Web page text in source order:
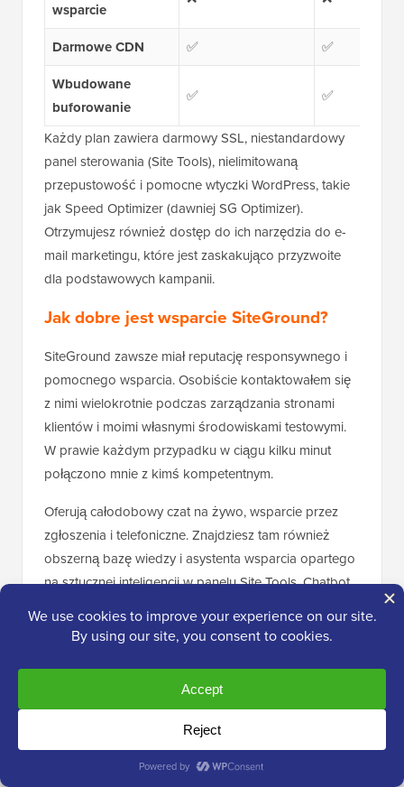
wsparcie
Darmowe CDN ✅
✅
Wbudowane
buforowanie
✅ ✅
Każdy plan zawiera darmowy SSL, niestandardowy
panel sterowania (Site Tools), nielimitowaną
przepustowość i pomocne wtyczki WordPress, takie
jak Speed Optimizer (dawniej SG Optimizer).
Otrzymujesz również dostęp do ich narzędzia do e-
mail marketingu, które jest zaskakująco przyzwoite
dla podstawowych kampanii.
Jak dobre jest wsparcie SiteGround?
SiteGround zawsze miał reputację responsywnego i
pomocnego wsparcia. Osobiście kontaktowałem się
z nimi wielokrotnie podczas zarządzania stronami
klientów i moimi własnymi środowiskami testowymi.
W prawie każdym przypadku w ciągu kilku minut
połączono mnie z kimś kompetentnym.
Oferują całodobowy czat na żywo, wsparcie przez
zgłoszenia i telefoniczne. Znajdziesz tam również
obszerną bazę wiedzy i asystenta wsparcia opartego
na sztucznej inteligencji w panelu Site Tools. Chatbot
klientów i może rozwiązać wiele problemów bez